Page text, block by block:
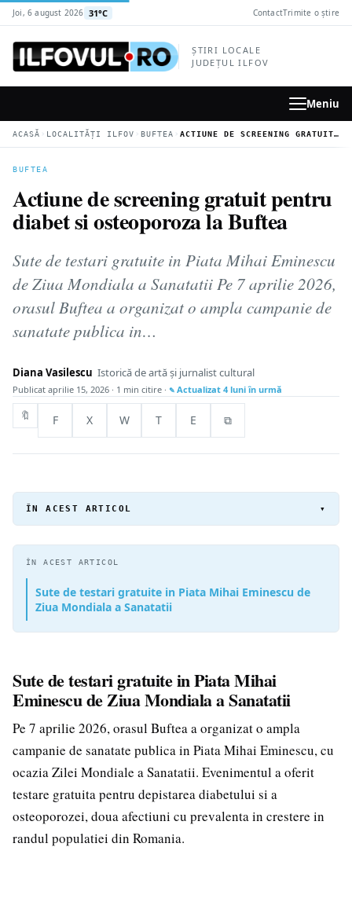
conținutul
Joi, 6 august 2026 31°C ContactTrimite o știre
ȘTIRI LOCALE
JUDEȚUL ILFOV
Meniu
ACASĂ › LOCALITĂȚI ILFOV › BUFTEA › ACTIUNE DE SCREENING GRATUIT PENTRU DIABET SI OSTEOPOROZA LA BUFTEA
BUFTEA
Actiune de screening gratuit pentru
diabet si osteoporoza la Buftea
Sute de testari gratuite in Piata Mihai Eminescu
de Ziua Mondiala a Sanatatii Pe 7 aprilie 2026,
orasul Buftea a organizat o ampla campanie de
sanatate publica in…
Diana Vasilescu Istorică de artă și jurnalist cultural
Publicat aprilie 15, 2026 · 1 min citire · Actualizat 4 luni în urmă
🔖 F X W T E ⧉
ÎN ACEST ARTICOL ▾
Sute de testari gratuite in Piata Mihai
Eminescu de Ziua Mondiala a Sanatatii
Pe 7 aprilie 2026, orasul Buftea a organizat o ampla
campanie de sanatate publica in Piata Mihai Eminescu, cu
ocazia Zilei Mondiale a Sanatatii. Evenimentul a oferit
testare gratuita pentru depistarea diabetului si a
osteoporozei, doua afectiuni cu prevalenta in crestere in
randul populatiei din Romania.
ÎN ACEST ARTICOL
Sute de testari gratuite in Piata Mihai Eminescu de
Ziua Mondiala a Sanatatii